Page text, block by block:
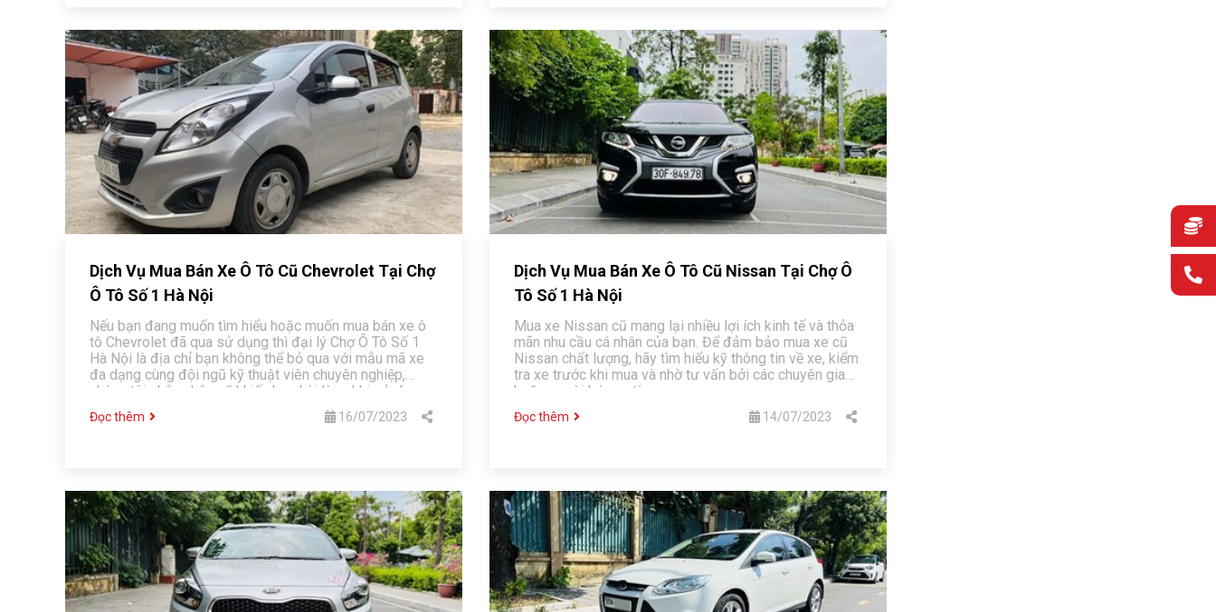
Dịch Vụ Mua Bán Xe Ô Tô Cũ Chevrolet Tại Chợ
Ô Tô Số 1 Hà Nội
Nếu bạn đang muốn tìm hiểu hoặc muốn mua bán xe ô
tô Chevrolet đã qua sử dụng thì đại lý Chợ Ô Tô Số 1
Hà Nội là địa chỉ bạn không thể bỏ qua với mẫu mã xe
đa dạng cùng đội ngũ kỹ thuật viên chuyên nghiệp,
chúng tôi chắc chắn sẽ khiến bạn hài lòng khi sử dụng
Đọc thêm 16/07/2023
Dịch Vụ Mua Bán Xe Ô Tô Cũ Nissan Tại Chợ Ô
Tô Số 1 Hà Nội
Mua xe Nissan cũ mang lại nhiều lợi ích kinh tế và thỏa
mãn nhu cầu cá nhân của bạn. Để đảm bảo mua xe cũ
Nissan chất lượng, hãy tìm hiểu kỹ thông tin về xe, kiểm
tra xe trước khi mua và nhờ tư vấn bởi các chuyên gia
hoặc người bán uy tín.
Đọc thêm 14/07/2023